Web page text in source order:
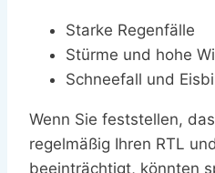
Starke Regenfälle
Stürme und hohe
Schneefall und
Wenn Sie feststellen,
regelmäßig Ihren RTL
beeinträchtigt, könnten